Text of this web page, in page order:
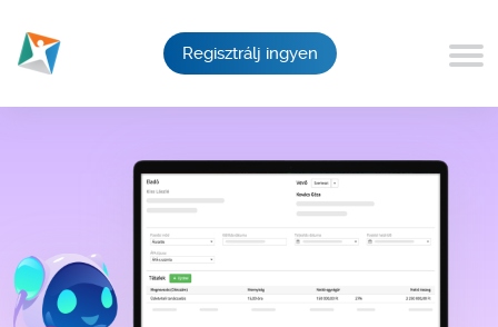
Regisztrálj ingyen